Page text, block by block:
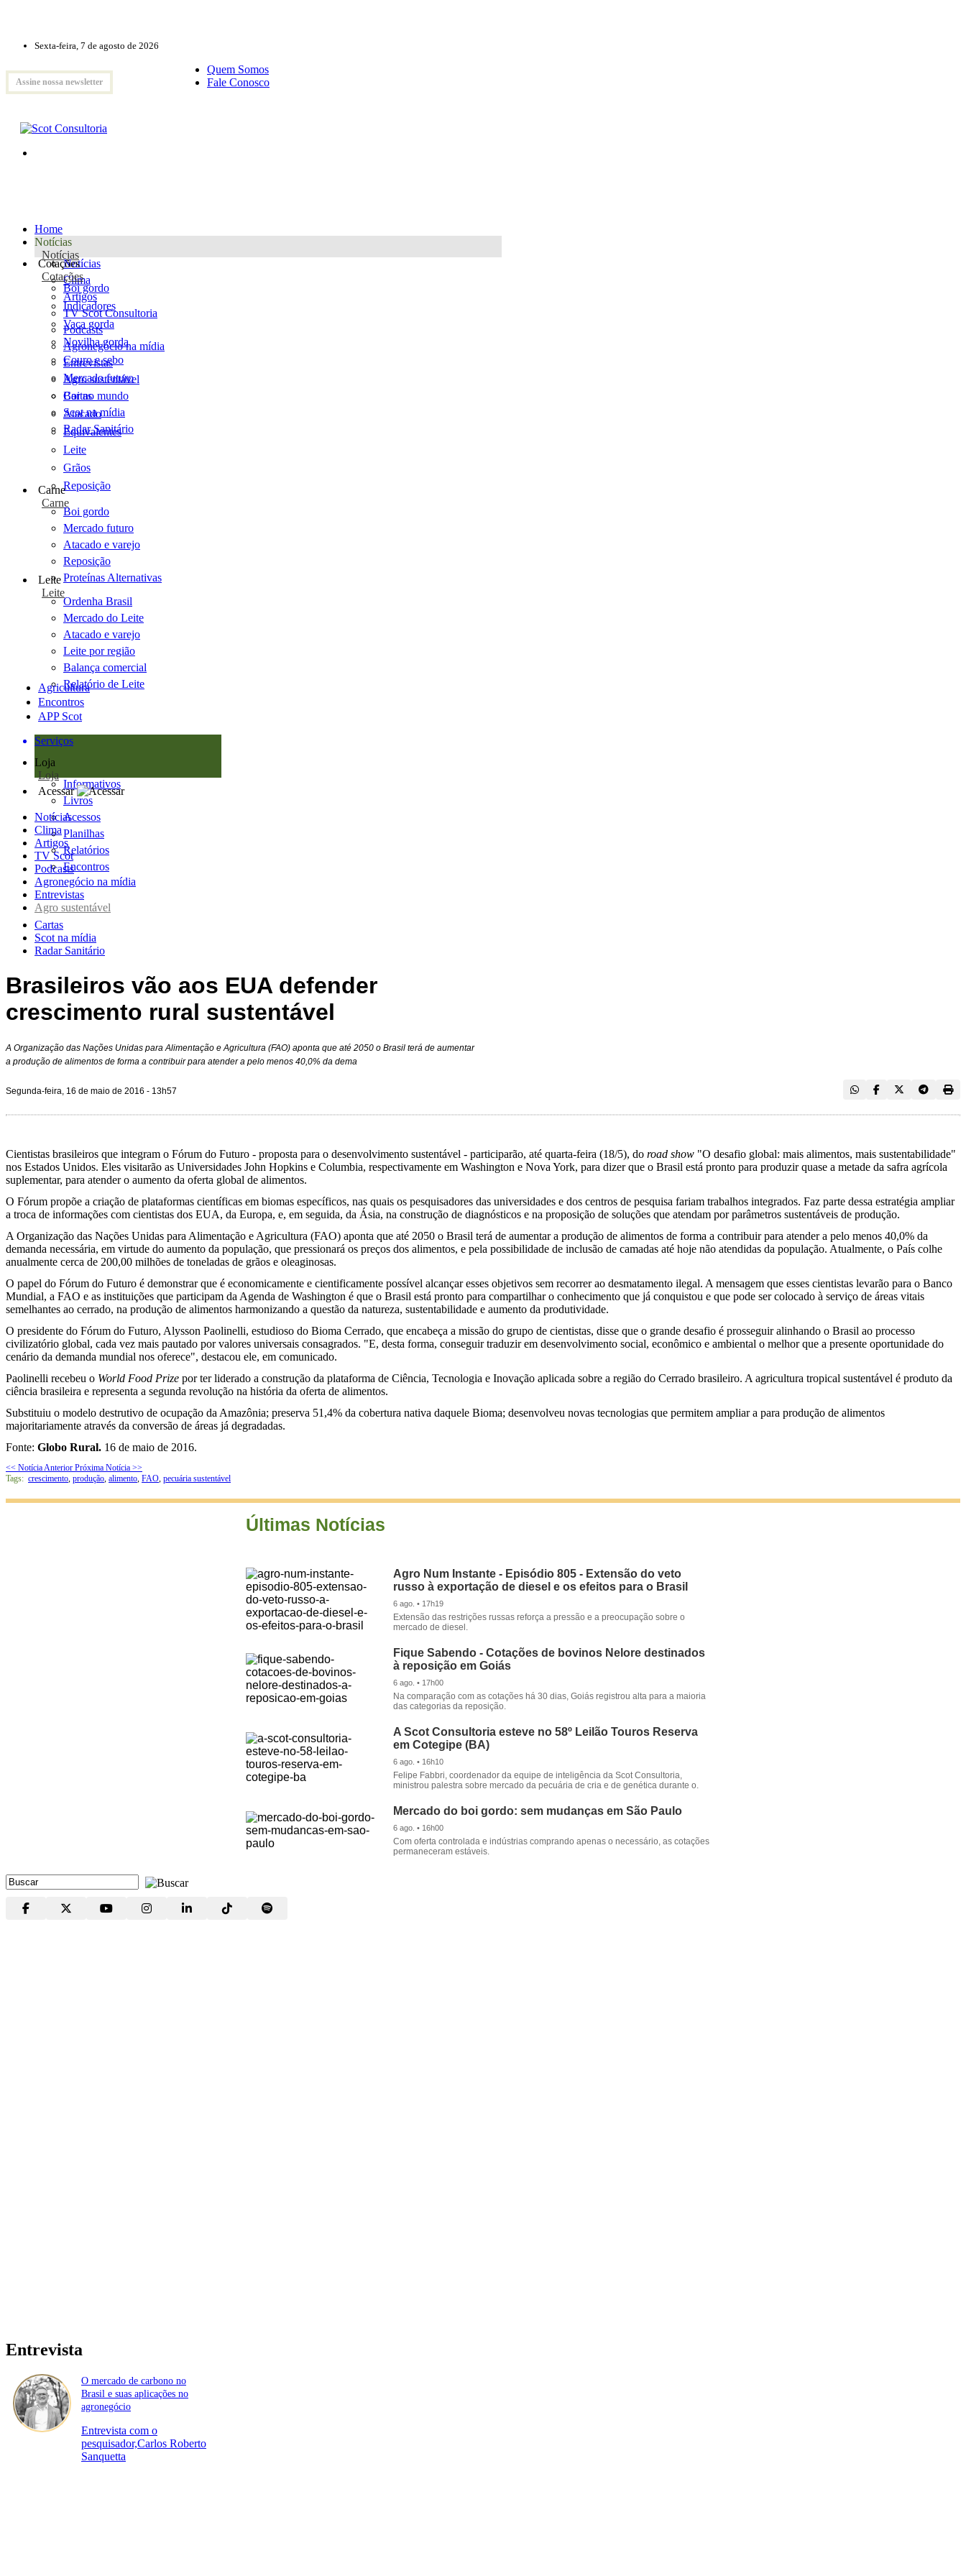
Sexta-feira, 7 de agosto de 2026
Assine nossa newsletter
Quem Somos
Fale Conosco
Home
Notícias
Notícias
Notícias
Clima
Artigos
TV Scot Consultoria
Podcasts
Agronegócio na mídia
Entrevistas
Agro sustentável
Cartas
Scot na mídia
Radar Sanitário
Cotações
Cotações
Boi gordo
Indicadores
Vaca gorda
Novilha gorda
Couro e sebo
Mercado futuro
Boi no mundo
Atacado
Equivalentes
Leite
Grãos
Reposição
Carne
Carne
Boi gordo
Mercado futuro
Atacado e varejo
Reposição
Proteínas Alternativas
Leite
Leite
Ordenha Brasil
Mercado do Leite
Atacado e varejo
Leite por região
Balança comercial
Relatório de Leite
Agricultura
Encontros
APP Scot
Serviços
Loja
Loja
Informativos
Livros
Acessos
Planilhas
Relatórios
Encontros
Acessar
Notícias
Clima
Artigos
TV Scot
Podcasts
Agronegócio na mídia
Entrevistas
Agro sustentável
Cartas
Scot na mídia
Radar Sanitário
Brasileiros vão aos EUA defender
crescimento rural sustentável
A Organização das Nações Unidas para Alimentação e Agricultura (FAO) aponta que até 2050 o Brasil terá de aumentar
a produção de alimentos de forma a contribuir para atender a pelo menos 40,0% da dema
Segunda-feira, 16 de maio de 2016 - 13h57
Cientistas brasileiros que integram o Fórum do Futuro - proposta para o desenvolvimento sustentável - participarão, até quarta-feira (18/5), do road show "O desafio global: mais alimentos, mais sustentabilidade"
nos Estados Unidos. Eles visitarão as Universidades John Hopkins e Columbia, respectivamente em Washington e Nova York, para dizer que o Brasil está pronto para produzir quase a metade da safra agrícola
suplementar, para atender o aumento da oferta global de alimentos.
O Fórum propõe a criação de plataformas científicas em biomas específicos, nas quais os pesquisadores das universidades e dos centros de pesquisa fariam trabalhos integrados. Faz parte dessa estratégia ampliar
a troca de informações com cientistas dos EUA, da Europa, e, em seguida, da Ásia, na construção de diagnósticos e na proposição de soluções que atendam por parâmetros sustentáveis de produção.
A Organização das Nações Unidas para Alimentação e Agricultura (FAO) aponta que até 2050 o Brasil terá de aumentar a produção de alimentos de forma a contribuir para atender a pelo menos 40,0% da
demanda necessária, em virtude do aumento da população, que pressionará os preços dos alimentos, e pela possibilidade de inclusão de camadas até hoje não atendidas da população. Atualmente, o País colhe
anualmente cerca de 200,00 milhões de toneladas de grãos e oleaginosas.
O papel do Fórum do Futuro é demonstrar que é economicamente e cientificamente possível alcançar esses objetivos sem recorrer ao desmatamento ilegal. A mensagem que esses cientistas levarão para o Banco
Mundial, a FAO e as instituições que participam da Agenda de Washington é que o Brasil está pronto para compartilhar o conhecimento que já conquistou e que pode ser colocado à serviço de áreas vitais
semelhantes ao cerrado, na produção de alimentos harmonizando a questão da natureza, sustentabilidade e aumento da produtividade.
O presidente do Fórum do Futuro, Alysson Paolinelli, estudioso do Bioma Cerrado, que encabeça a missão do grupo de cientistas, disse que o grande desafio é prosseguir alinhando o Brasil ao processo
civilizatório global, cada vez mais pautado por valores universais consagrados. "E, desta forma, conseguir traduzir em desenvolvimento social, econômico e ambiental o melhor que a presente oportunidade do
cenário da demanda mundial nos oferece", destacou ele, em comunicado.
Paolinelli recebeu o World Food Prize por ter liderado a construção da plataforma de Ciência, Tecnologia e Inovação aplicada sobre a região do Cerrado brasileiro. A agricultura tropical sustentável é produto da
ciência brasileira e representa a segunda revolução na história da oferta de alimentos.
Substituiu o modelo destrutivo de ocupação da Amazônia; preserva 51,4% da cobertura nativa daquele Bioma; desenvolveu novas tecnologias que permitem ampliar a para produção de alimentos
majoritariamente através da conversão de áreas já degradadas.
Fonte: Globo Rural. 16 de maio de 2016.
<< Notícia Anterior Próxima Notícia >>
Tags: crescimento, produção, alimento, FAO, pecuária sustentável
Últimas Notícias
Agro Num Instante - Episódio 805 - Extensão do veto
russo à exportação de diesel e os efeitos para o Brasil
6 ago. • 17h19
Extensão das restrições russas reforça a pressão e a preocupação sobre o
mercado de diesel.
Fique Sabendo - Cotações de bovinos Nelore destinados
à reposição em Goiás
6 ago. • 17h00
Na comparação com as cotações há 30 dias, Goiás registrou alta para a maioria
das categorias da reposição.
A Scot Consultoria esteve no 58º Leilão Touros Reserva
em Cotegipe (BA)
6 ago. • 16h10
Felipe Fabbri, coordenador da equipe de inteligência da Scot Consultoria,
ministrou palestra sobre mercado da pecuária de cria e de genética durante o.
Mercado do boi gordo: sem mudanças em São Paulo
6 ago. • 16h00
Com oferta controlada e indústrias comprando apenas o necessário, as cotações
permaneceram estáveis.
Entrevista
O mercado de carbono no
Brasil e suas aplicações no
agronegócio
Entrevista com o
pesquisador,Carlos Roberto
Sanquetta